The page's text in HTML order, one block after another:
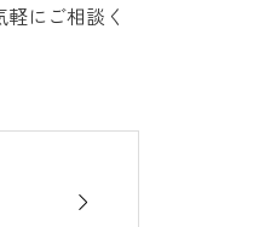
にご相談く
